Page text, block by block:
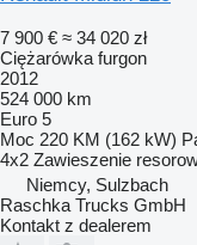
7 900 € ≈ 34 020 zł
Ciężarówka furgon
2012
524 000 km
Euro 5
Moc 220 KM (162 kW)
4x2 Zawieszenie
Niemcy, Sulzbach
Raschka Trucks GmbH
Kontakt z dealerem